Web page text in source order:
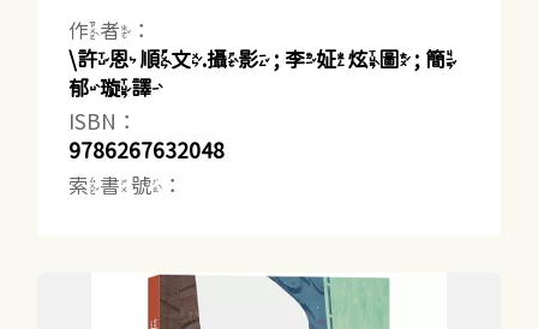
作者：
\許恩順文.攝影 ; 李姃炫圖 ; 簡
郁璇譯
ISBN：
9786267632048
索書號：